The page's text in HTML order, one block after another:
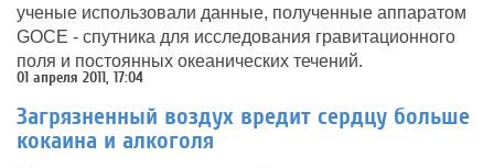
ученые использовали данные, полученные аппаратом
GOCE - спутника для исследования гравитационного
поля и постоянных океанических течений.
01 апреля 2011, 17:04
Загрязненный воздух вредит сердцу больше
кокаина и алкоголя